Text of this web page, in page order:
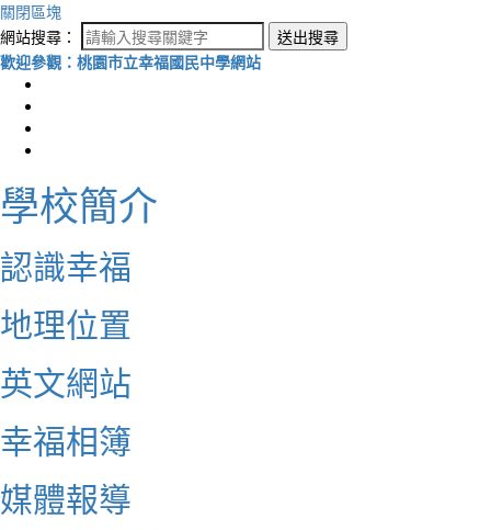
關閉區塊
網站搜尋：
送出搜尋
歡迎參觀：桃園市立幸福國民中學網站
學校簡介
認識幸福
地理位置
英文網站
幸福相簿
媒體報導